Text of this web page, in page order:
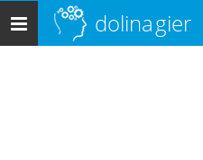
Menu
główne
dolinagier